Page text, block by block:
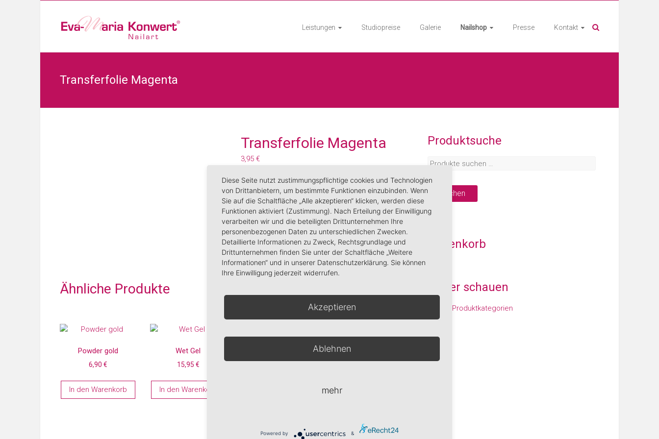
Leistungen Studiopreise Galerie Nailshop Presse Kontakt
Transferfolie Magenta
Transferfolie Magenta
3,95€
Verarbeitungstip: Tragen sie eine Farbe der
Colours oder Colours+ Farbgele auf und härten
diese 2 Min. UV oder LED aus. Drücken sie nun die
Transferfolie auf und erhalten einen tollen
Glanzeffekt. Versiegeln Sie mit Shine Diamond
Glanzgel.
In den Warenkorb
Artikelnummer:030-03-001 Kategorien:Nailart,
Ähnliche Produkte
Powder gold
6,90€
In den Warenkorb
Wet Gel
15,95 €
In den Warenkorb
Frosted Xtrem Mattgel
Design Colours Set
In den Warenkorb
Produktsuche
Suchen
Warenkorb
weiter schauen
zu den Produktkategorien
Diese Seite nutzt zustimmungspflichtige cookies und Technologien
von Drittanbietern, um bestimmte Funktionen einzubinden. Wenn
Sie auf die Schaltfläche „Alle akzeptieren“ klicken, werden diese
Funktionen aktiviert (Zustimmung). Nach Erteilung der Einwilligung
verarbeiten wir und die beteiligten Drittunternehmen Ihre
personenbezogenen Daten zu unterschiedlichen Zwecken.
Detaillierte Informationen zu Zweck, Rechtsgrundlage und
Drittunternehmen finden Sie unter der Schaltfläche „Weitere
Informationen“ und in unserer Datenschutzerklärung. Sie können
Ihre Einwilligung jederzeit widerrufen.
Akzeptieren
Ablehnen
mehr
Powered by &